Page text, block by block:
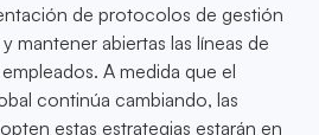
de protocolos de gestión
mantener abiertas las líneas de
A medida que el
continúa cambiando, las
estas estrategias estarán en